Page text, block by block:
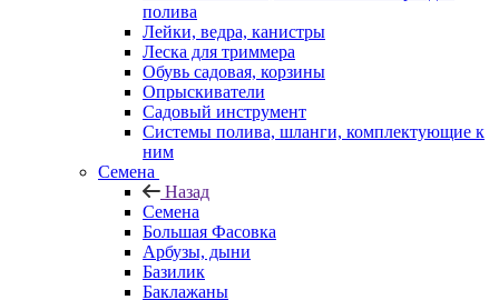
полива
Лейки, ведра, канистры
Леска для триммера
Обувь садовая, корзины
Опрыскиватели
Садовый инструмент
Системы полива, шланги, комплектующие к
ним
Семена
Назад
Семена
Большая Фасовка
Арбузы, дыни
Базилик
Баклажаны